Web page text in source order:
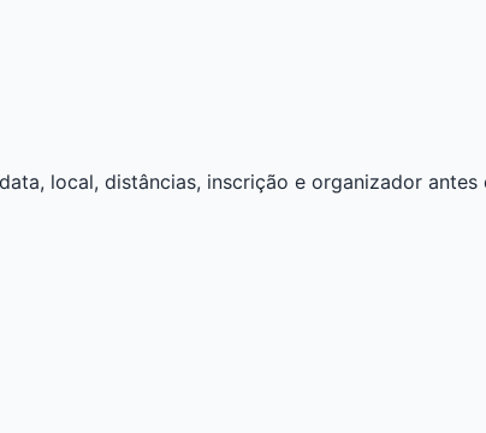
local, distâncias, inscrição e organizador